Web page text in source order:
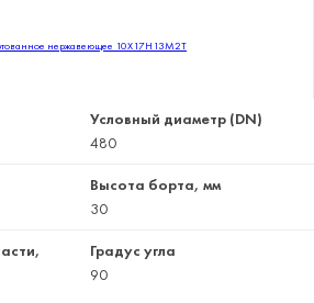
Условный диаметр (DN)
480
Высота борта, мм
30
Градус угла
90